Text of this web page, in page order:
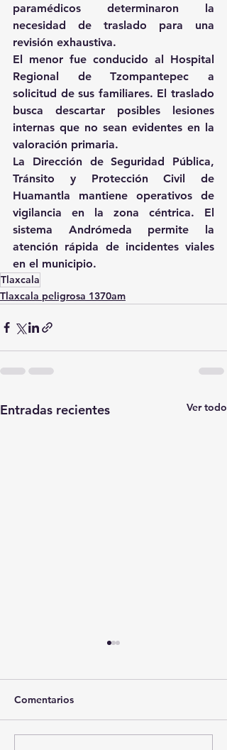
paramédicos determinaron la
necesidad de traslado para una
revisión exhaustiva.
El menor fue conducido al Hospital
Regional de Tzompantepec a
solicitud de sus familiares. El traslado
busca descartar posibles lesiones
internas que no sean evidentes en la
valoración primaria.
La Dirección de Seguridad Pública,
Tránsito y Protección Civil de
Huamantla mantiene operativos de
vigilancia en la zona céntrica. El
sistema Andrómeda permite la
atención rápida de incidentes viales
en el municipio.
Tlaxcala
Tlaxcala peligrosa 1370am
Entradas recientes Ver todo
Comentarios